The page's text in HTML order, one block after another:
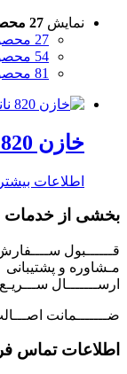
نمایش 27 محصول در هر برگه
27 محصول در هر برگه
54 محصول در هر برگه
81 محصول در هر برگه
خازن 820 نانو 400 ولت
اطلاعات بیشتر
بخشی از خدمات
قــــــبول
مـشاوره و پشتیبانی
ارســـــــال ســـریـع
ضـــــــمانت
اطلاعات تماس